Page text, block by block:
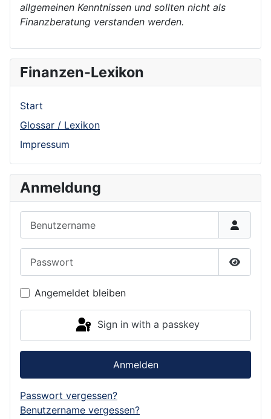
allgemeinen Kenntnissen und sollten nicht als
Finanzberatung verstanden werden.
Finanzen-Lexikon
Start
Glossar / Lexikon
Impressum
Anmeldung
Show
Angemeldet bleiben
Sign in with a passkey
Anmelden
Passwort vergessen?
Benutzername vergessen?